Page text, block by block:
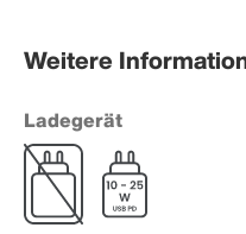
Weitere
Ladegerät